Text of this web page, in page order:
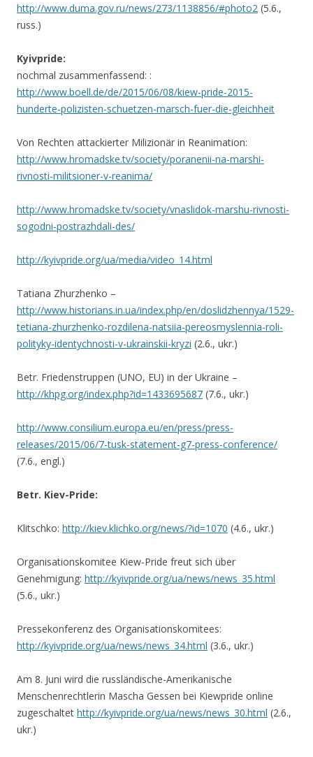
http://www.duma.gov.ru/news/273/1138856/#photo2 (5.6.,
russ.)
Kyivpride:
nochmal zusammenfassend: :
http://www.boell.de/de/2015/06/08/kiew-pride-2015-
hunderte-polizisten-schuetzen-marsch-fuer-die-gleichheit
Von Rechten attackierter Milizionär in Reanimation:
http://www.hromadske.tv/society/poranenii-na-marshi-
rivnosti-militsioner-v-reanima/
http://www.hromadske.tv/society/vnaslidok-marshu-rivnosti-
sogodni-postrazhdali-des/
http://kyivpride.org/ua/media/video_14.html
Tatiana Zhurzhenko –
http://www.historians.in.ua/index.php/en/doslidzhennya/1529-
tetiana-zhurzhenko-rozdilena-natsiia-pereosmyslennia-roli-
polityky-identychnosti-v-ukrainskii-kryzi (2.6., ukr.)
Betr. Friedenstruppen (UNO, EU) in der Ukraine –
http://khpg.org/index.php?id=1433695687 (7.6., ukr.)
http://www.consilium.europa.eu/en/press/press-
releases/2015/06/7-tusk-statement-g7-press-conference/
(7.6., engl.)
Betr. Kiev-Pride:
Klitschko: http://kiev.klichko.org/news/?id=1070 (4.6., ukr.)
Organisationskomitee Kiew-Pride freut sich über
Genehmigung: http://kyivpride.org/ua/news/news_35.html
(5.6., ukr.)
Pressekonferenz des Organisationskomitees:
http://kyivpride.org/ua/news/news_34.html (3.6., ukr.)
Am 8. Juni wird die russländische-Amerikanische
Menschenrechtlerin Mascha Gessen bei Kiewpride online
zugeschaltet http://kyivpride.org/ua/news/news_30.html (2.6.,
ukr.)